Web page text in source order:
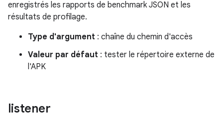
enregistrés les rapports de benchmark JSON et les
résultats de profilage.
Type d'argument : chaîne du chemin d'accès
Valeur par défaut : tester le répertoire externe de
l'APK
listener